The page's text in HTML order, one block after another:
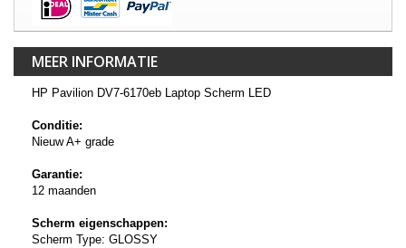
MEER INFORMATIE
HP Pavilion DV7-6170eb Laptop Scherm LED
Conditie:
Nieuw A+ grade
Garantie:
12 maanden
Scherm eigenschappen:
Scherm Type: GLOSSY